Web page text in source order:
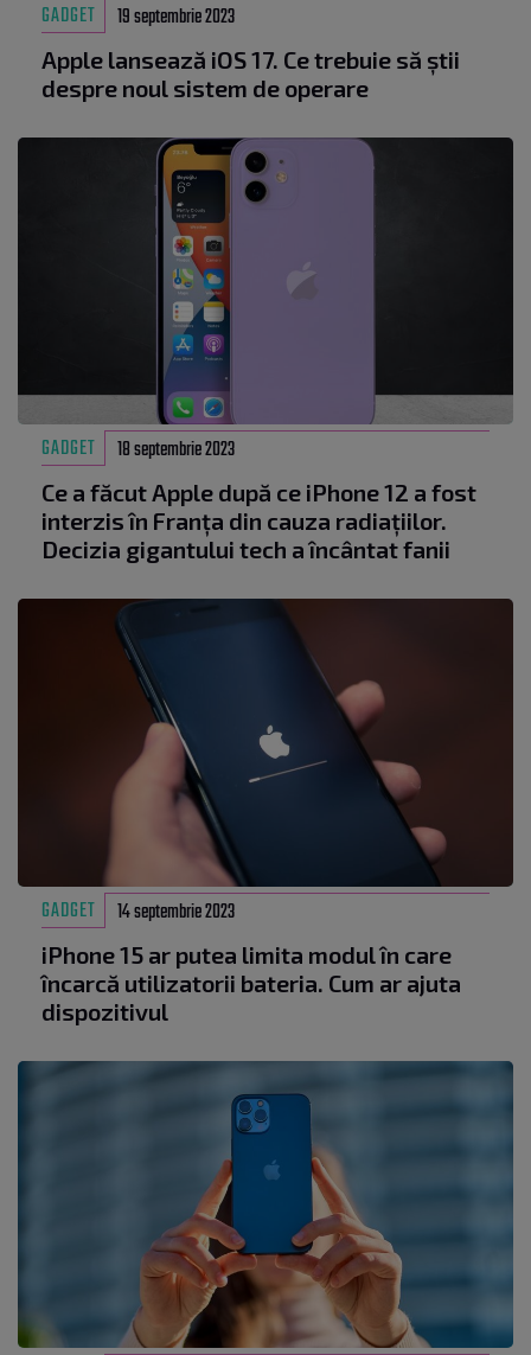
GADGET 19 septembrie 2023
Apple lansează iOS 17. Ce trebuie să știi
despre noul sistem de operare
GADGET 18 septembrie 2023
Ce a făcut Apple după ce iPhone 12 a fost
interzis în Franța din cauza radiațiilor.
Decizia gigantului tech a încântat fanii
GADGET 14 septembrie 2023
iPhone 15 ar putea limita modul în care
încarcă utilizatorii bateria. Cum ar ajuta
dispozitivul